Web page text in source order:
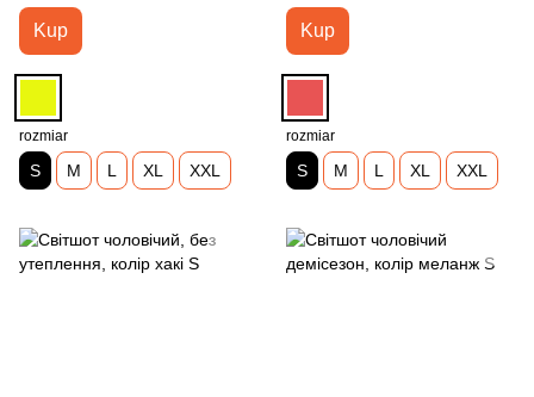
Kup
rozmiar
S M L XL XXL
Kup
rozmiar
S M L XL XXL